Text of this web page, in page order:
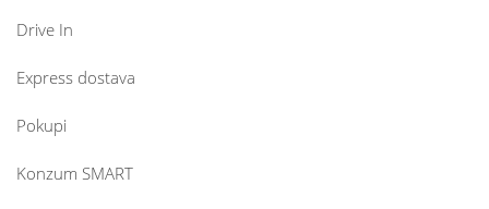
Drive In
Express dostava
Pokupi
Konzum SMART